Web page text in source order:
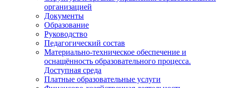
организацией
Документы
Образование
Руководство
Педагогический состав
Материально-техническое обеспечение и
оснащённость образовательного процесса.
Доступная среда
Платные образовательные услуги